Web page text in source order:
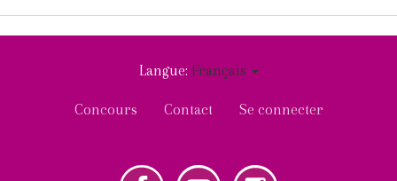
Langue: Français
Concours Contact Se connecter